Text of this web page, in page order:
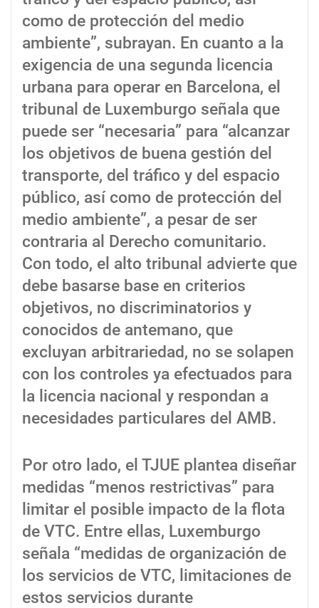
como de protección del medio
ambiente”, subrayan. En cuanto a la
exigencia de una segunda licencia
urbana para operar en Barcelona, el
tribunal de Luxemburgo señala que
puede ser “necesaria” para “alcanzar
los objetivos de buena gestión del
transporte, del tráfico y del espacio
público, así como de protección del
medio ambiente”, a pesar de ser
contraria al Derecho comunitario.
Con todo, el alto tribunal advierte que
debe basarse base en criterios
objetivos, no discriminatorios y
conocidos de antemano, que
excluyan arbitrariedad, no se solapen
con los controles ya efectuados para
la licencia nacional y respondan a
necesidades particulares del AMB.
Por otro lado, el TJUE plantea diseñar
medidas “menos restrictivas” para
limitar el posible impacto de la flota
de VTC. Entre ellas, Luxemburgo
señala “medidas de organización de
los servicios de VTC, limitaciones de
estos servicios durante